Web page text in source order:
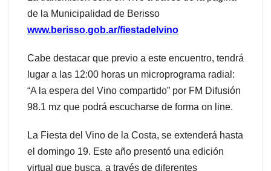
de la Municipalidad de Berisso
www.berisso.gob.ar/fiestadelvino
Cabe destacar que previo a este encuentro, tendrá
lugar a las 12:00 horas un microprograma radial:
“A la espera del Vino compartido” por FM Difusión
98.1 mz que podrá escucharse de forma on line.
La Fiesta del Vino de la Costa, se extenderá hasta
el domingo 19. Este año presentó una edición
virtual que busca, a través de diferentes